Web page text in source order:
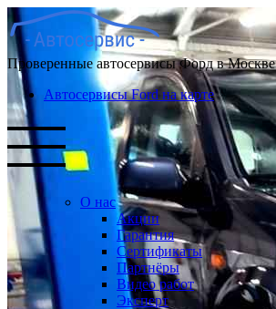
Проверенные автосервисы Форд в Москве
Автосервисы Ford на карте
О нас
Акции
Гарантия
Сертификаты
Партнёры
Видео работ
Эксперт